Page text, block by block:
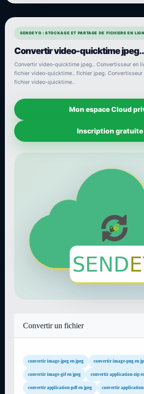
SENDEYO : STOCKAGE ET PARTAGE DE FICHIERS EN
Convertir video-quicktime jpeg..
Convertir video-quicktime jpeg.. Convertisseur en
fichier video-quicktime.. fichier jpeg. Convertisseur
fichier video-quicktime..
Mon espace Cloud
Inscription gratuite
Convertir un fichier
convertir image-jpeg en jpeg convertir image-png en
convertir image-gif en jpeg convertir application-zip
convertir application-pdf en jpeg convertir